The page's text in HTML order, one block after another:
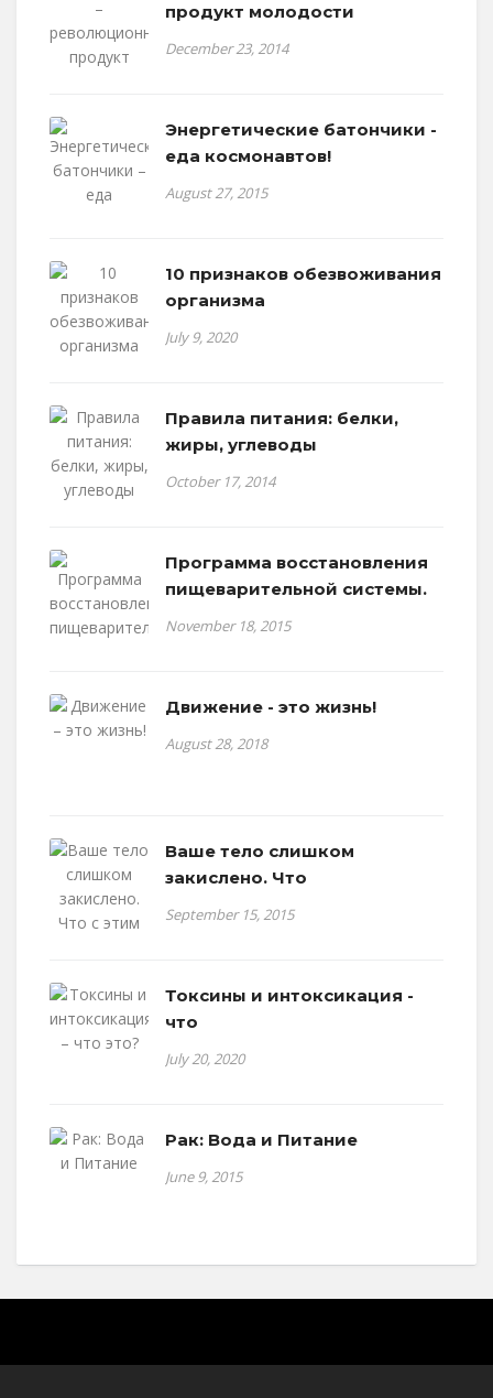
продукт молодости
December 23, 2014
Энергетические батончики -
еда космонавтов!
August 27, 2015
10 признаков обезвоживания
организма
July 9, 2020
Правила питания: белки,
жиры, углеводы
October 17, 2014
Программа восстановления
пищеварительной системы.
November 18, 2015
Движение - это жизнь!
August 28, 2018
Ваше тело слишком
закислено. Что
September 15, 2015
Токсины и интоксикация -
что
July 20, 2020
Рак: Вода и Питание
June 9, 2015